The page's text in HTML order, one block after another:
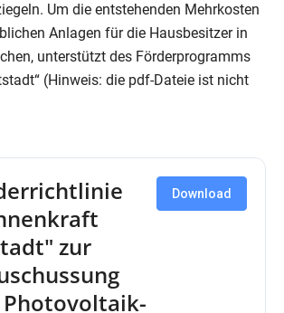
Um die entstehenden Mehrkosten
Anlagen für die Hausbesitzer in
unterstützt des Förderprogramms
(Hinweis: die pdf-Dateie ist nicht
zur
Download